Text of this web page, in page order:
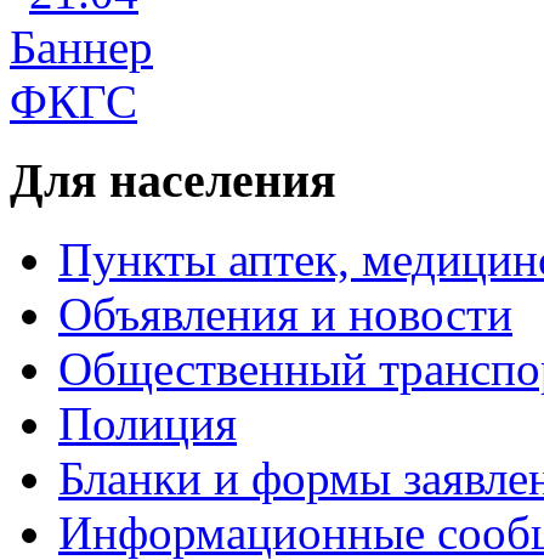
Для населения
Пункты аптек,
Объявления и новости
Общественный
Полиция
Бланки и формы
Информационные